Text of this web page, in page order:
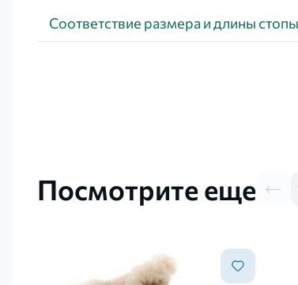
Соответствие размера и длины
Посмотрите еще